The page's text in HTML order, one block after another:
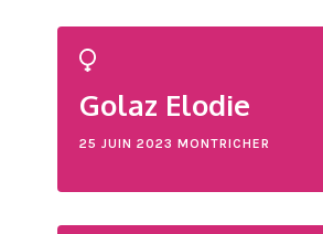
Golaz Elodie
25 JUIN 2023 MONTRICHER